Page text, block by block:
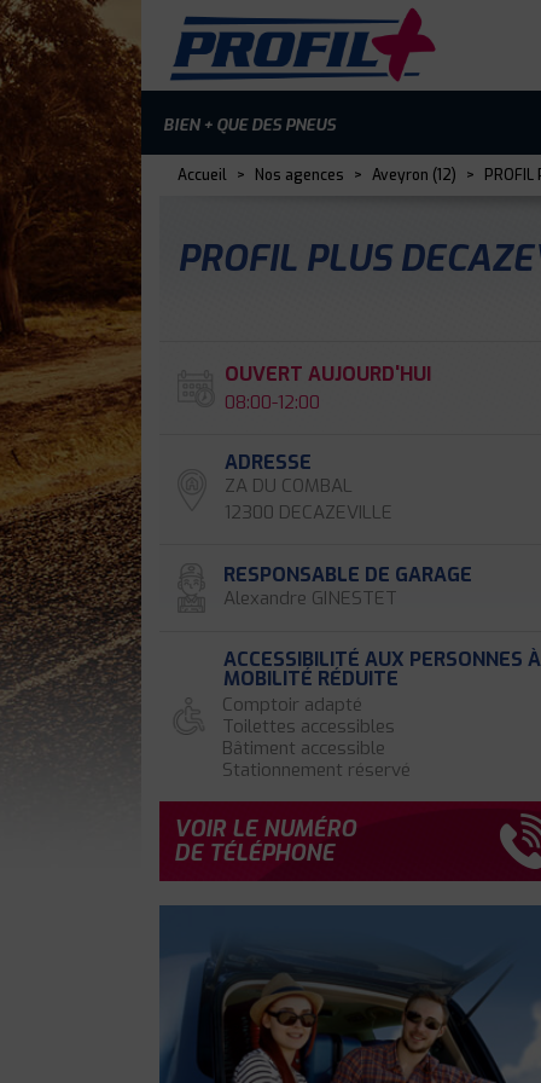
BIEN + QUE DES PNEUS
Accueil > Nos agences > Aveyron (12) > PROFIL
PROFIL PLUS
OUVERT AUJOURD'HUI
08:00-12:00
ADRESSE
ZA DU COMBAL
12300 DECAZEVILLE
RESPONSABLE DE GARAGE
Alexandre GINESTET
ACCESSIBILITÉ AUX PERSONNES À
MOBILITÉ RÉDUITE
Comptoir adapté
Toilettes accessibles
Bâtiment accessible
Stationnement réservé
VOIR LE NUMÉRO
DE TÉLÉPHONE